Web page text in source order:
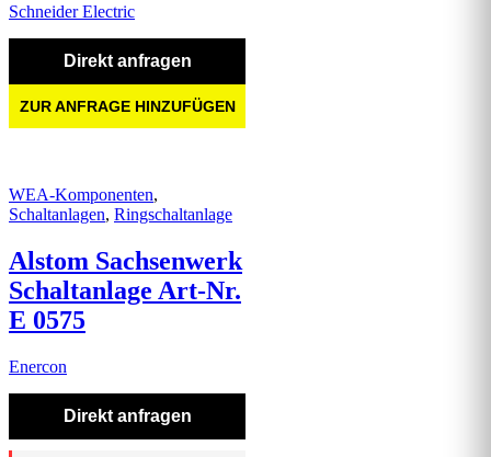
Schneider Electric
Direkt anfragen
ZUR ANFRAGE HINZUFÜGEN
WEA-Komponenten,
Schaltanlagen, Ringschaltanlage
Alstom Sachsenwerk
Schaltanlage Art-Nr.
E 0575
Enercon
Direkt anfragen